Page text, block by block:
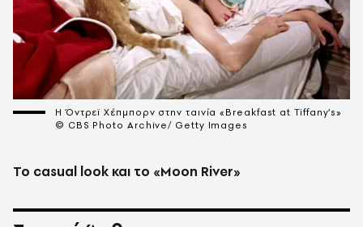
Η Όντρεϊ Χέπμπορν στην ταινία «Breakfast at Tiffany’s»
© CBS Photo Archive/ Getty Images
Το casual look και το «Moon River»